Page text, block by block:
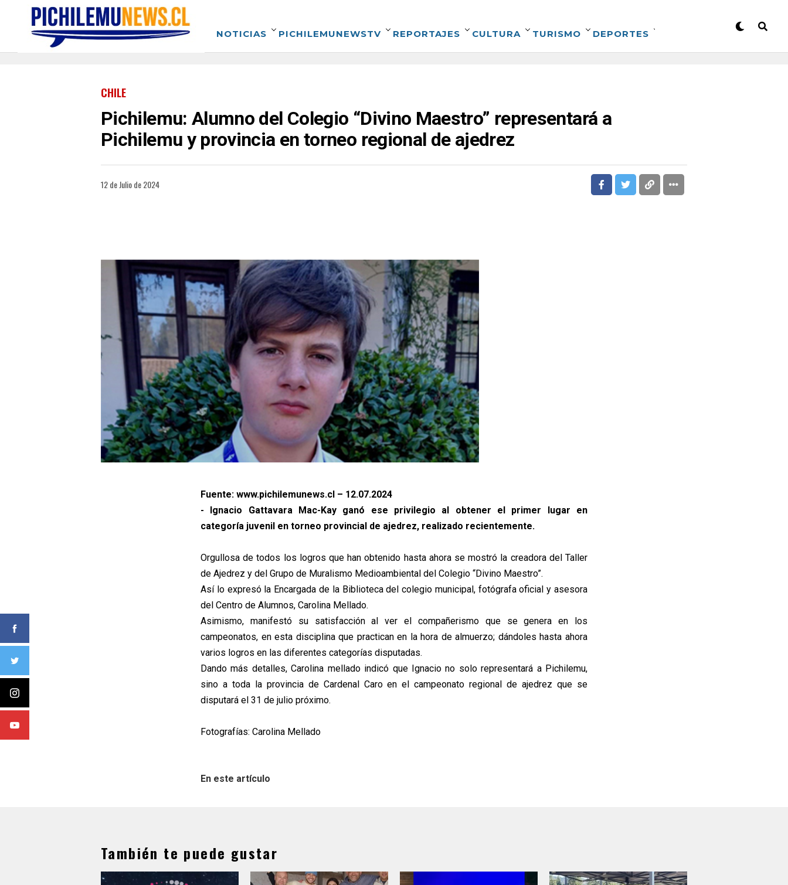
NOTICIAS PICHILEMUNEWSTV REPORTAJES CULTURA TURISMO DEPORTES
CHILE
Pichilemu: Alumno del Colegio “Divino Maestro” representará a
Pichilemu y provincia en torneo regional de ajedrez
12 de Julio de 2024
Fuente: www.pichilemunews.cl – 12.07.2024
- Ignacio Gattavara Mac-Kay ganó ese privilegio al obtener el primer lugar en
categoría juvenil en torneo provincial de ajedrez, realizado recientemente.
Orgullosa de todos los logros que han obtenido hasta ahora se mostró la creadora del Taller
de Ajedrez y del Grupo de Muralismo Medioambiental del Colegio “Divino Maestro”.
Así lo expresó la Encargada de la Biblioteca del colegio municipal, fotógrafa oficial y asesora
del Centro de Alumnos, Carolina Mellado.
Asimismo, manifestó su satisfacción al ver el compañerismo que se genera en los
campeonatos, en esta disciplina que practican en la hora de almuerzo; dándoles hasta ahora
varios logros en las diferentes categorías disputadas.
Dando más detalles, Carolina mellado indicó que Ignacio no solo representará a Pichilemu,
sino a toda la provincia de Cardenal Caro en el campeonato regional de ajedrez que se
disputará el 31 de julio próximo.
Fotografías: Carolina Mellado
En este artículo
También te puede gustar